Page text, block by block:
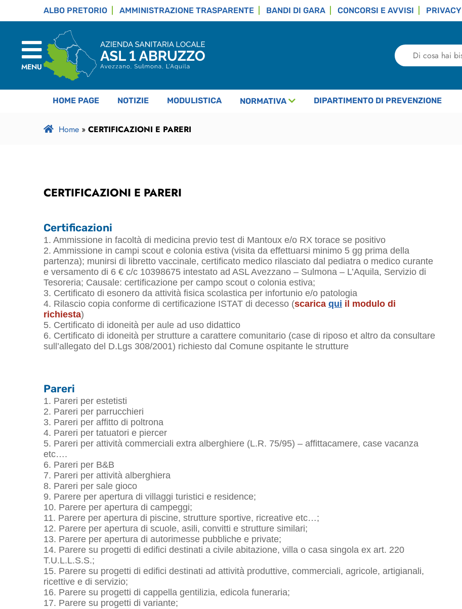
ALBO PRETORIO AMMINISTRAZIONE TRASPARENTE BANDI DI GARA CONCORSI E AVVISI PRIVACY
MENU
Di
cosa
bisogno?
HOME PAGE NOTIZIE MODULISTICA NORMATIVA DIPARTIMENTO DI PREVENZIONE
Home» CERTIFICAZIONI E PARERI
CERTIFICAZIONI E PARERI
Certificazioni
1. Ammissione in facoltà di medicina previo test di Mantoux e/o RX torace se positivo
2. Ammissione in campi scout e colonia estiva (visita da effettuarsi minimo 5 gg prima della
partenza); munirsi di libretto vaccinale, certificato medico rilasciato dal pediatra o medico curante
e versamento di 6 € c/c 10398675 intestato ad ASL Avezzano – Sulmona – L’Aquila, Servizio di
Tesoreria; Causale: certificazione per campo scout o colonia estiva;
3. Certificato di esonero da attività fisica scolastica per infortunio e/o patologia
4. Rilascio copia conforme di certificazione ISTAT di decesso (scarica qui il modulo di
richiesta)
5. Certificato di idoneità per aule ad uso didattico
6. Certificato di idoneità per strutture a carattere comunitario (case di riposo et altro da consultare
sull’allegato del D.Lgs 308/2001) richiesto dal Comune ospitante le strutture
Pareri
1. Pareri per estetisti
2. Pareri per parrucchieri
3. Pareri per affitto di poltrona
4. Pareri per tatuatori e piercer
5. Pareri per attività commerciali extra alberghiere (L.R. 75/95) – affittacamere, case vacanza
etc….
6. Pareri per B&B
7. Pareri per attività alberghiera
8. Pareri per sale gioco
9. Parere per apertura di villaggi turistici e residence;
10. Parere per apertura di campeggi;
11. Parere per apertura di piscine, strutture sportive, ricreative etc…;
12. Parere per apertura di scuole, asili, convitti e strutture similari;
13. Parere per apertura di autorimesse pubbliche e private;
14. Parere su progetti di edifici destinati a civile abitazione, villa o casa singola ex art. 220
T.U.L.L.S.S.;
15. Parere su progetti di edifici destinati ad attività produttive, commerciali, agricole, artigianali,
ricettive e di servizio;
16. Parere su progetti di cappella gentilizia, edicola funeraria;
17. Parere su progetti di variante;